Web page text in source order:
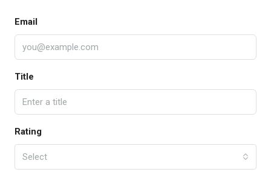
Email
Title
Rating
Select